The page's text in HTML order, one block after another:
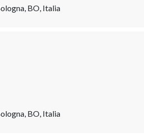
BO, Italia
BO, Italia